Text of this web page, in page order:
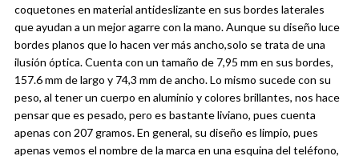
coquetones en material antideslizante en sus bordes laterales
que ayudan a un mejor agarre con la mano.Aunque su diseño luce
bordes planos que lo hacen ver más ancho,solo se trata de una
ilusión óptica. Cuenta con un tamaño de 7,95 mm en sus bordes,
157.6 mm de largo y 74,3 mm de ancho. Lo mismo sucede con su
peso, al tener un cuerpo en aluminio y colores brillantes, nos hace
pensar que es pesado, pero es bastante liviano, pues cuenta
apenas con 207 gramos.En general, su diseño es limpio, pues
apenas vemos el nombre de la marca en una esquina del teléfono,